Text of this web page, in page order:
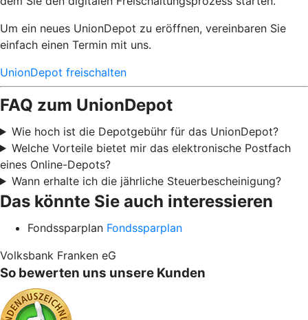
Um ein neues UnionDepot zu eröffnen, vereinbaren Sie
einfach einen Termin mit uns.
UnionDepot freischalten
FAQ zum UnionDepot
Wie hoch ist die Depotgebühr für das UnionDepot?
Welche Vorteile bietet mir das elektronische Postfach
eines Online-Depots?
Wann erhalte ich die jährliche Steuerbescheinigung?
Das könnte Sie auch interessieren
Fondssparplan Fondssparplan
Volksbank Franken eG
So bewerten uns unsere Kunden